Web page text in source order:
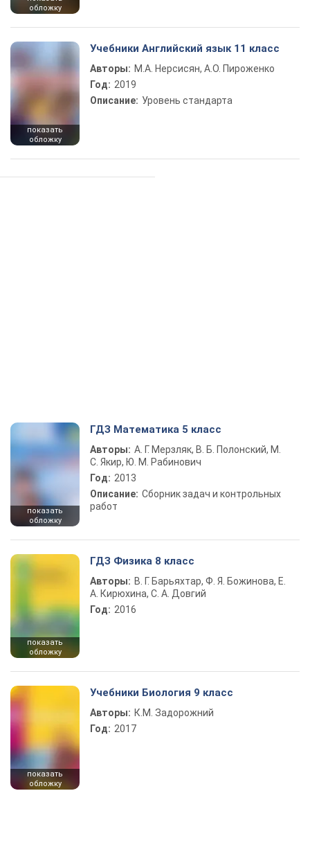
обложку
показать
обложку
Учебники Английский язык 11 класс
Авторы: М.А. Нерсисян, А.О. Пироженко
Год: 2019
Описание: Уровень стандарта
показать
обложку
ГДЗ Математика 5 класс
Авторы: А. Г. Мерзляк, В. Б. Полонский, М.
С. Якир, Ю. М. Рабинович
Год: 2013
Описание: Сборник задач и контрольных
работ
показать
обложку
ГДЗ Физика 8 класс
Авторы: В. Г. Барьяхтар, Ф. Я. Божинова, Е.
А. Кирюхина, С. А. Довгий
Год: 2016
показать
обложку
Учебники Биология 9 класс
Авторы: К.М. Задорожний
Год: 2017